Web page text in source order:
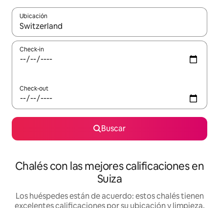
Ubicación
Cuando los resultados estén disponibles, navegá con las
Check-in
Check-out
Buscar
Chalés con las mejores calificaciones en
Suiza
Los huéspedes están de acuerdo: estos chalés tienen
excelentes calificaciones por su ubicación y limpieza,